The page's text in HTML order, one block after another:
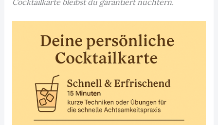
Cocktailkarte bleibst du garantiert nüchtern.